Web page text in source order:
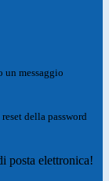
un messaggio
della password
posta elettronica!